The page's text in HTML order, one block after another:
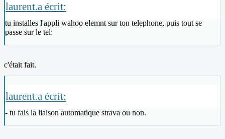
laurent.a écrit:
tu installes l'appli wahoo elemnt sur ton telephone, puis tout se
passe sur le tel:
c'était fait.
laurent.a écrit:
- tu fais la liaison automatique strava ou non.